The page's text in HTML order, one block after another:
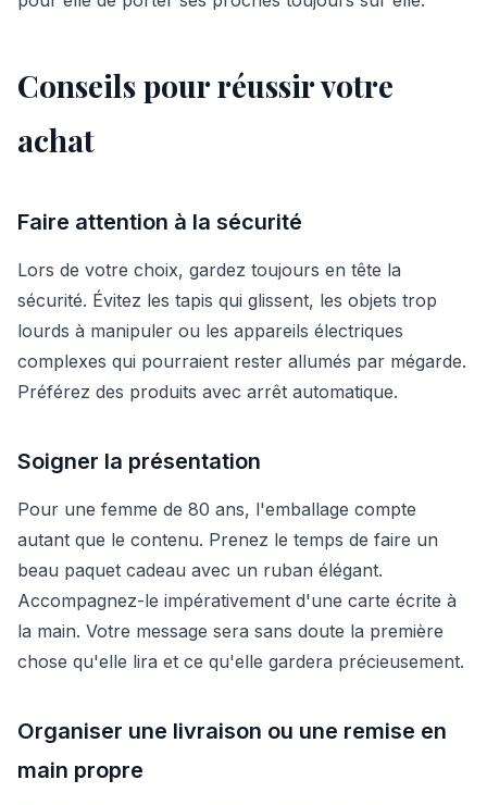
Conseils pour réussir votre
achat
Faire attention à la sécurité
Lors de votre choix, gardez toujours en tête la
sécurité. Évitez les tapis qui glissent, les objets trop
lourds à manipuler ou les appareils électriques
complexes qui pourraient rester allumés par mégarde.
Préférez des produits avec arrêt automatique.
Soigner la présentation
Pour une femme de 80 ans, l'emballage compte
autant que le contenu. Prenez le temps de faire un
beau paquet cadeau avec un ruban élégant.
Accompagnez-le impérativement d'une carte écrite à
la main. Votre message sera sans doute la première
chose qu'elle lira et ce qu'elle gardera précieusement.
Organiser une livraison ou une remise en
main propre